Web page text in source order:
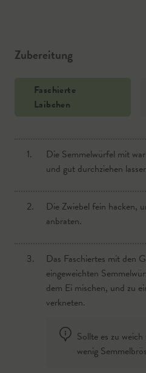
Zubereitung
Faschierte
Laibchen
1.
Die Semmelwürfel mit
und gut durchziehen
2.
Die Zwiebel fein hacken,
anbraten.
3.
Das Faschiertes mit den
eingeweichten
dem Ei mischen, und zu
verkneten.
Sollte es zu
wenig
1.
Die Erdäpfeln in Spalten
ein Backblech legen.
2.
Mit Salz, Pfeffer und
guten Schuss Öl darauf
Darauf achten, dass alle
nicht übereinander.
Im Backrohr bei gut
nach Spaltengröße ca.